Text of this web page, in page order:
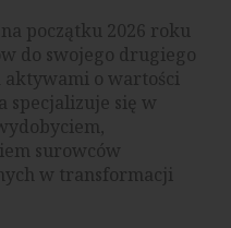
początku 2026 roku
do swojego drugiego
aktywami o wartości
specjalizuje się w
surowców
w transformacji